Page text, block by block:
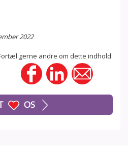
2022
gerne andre om dette indhold:
OS